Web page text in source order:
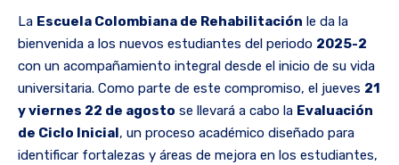
La Escuela Colombiana de Rehabilitación le da la
bienvenida a los nuevos estudiantes del periodo 2025-2
con un acompañamiento integral desde el inicio de su vida
universitaria. Como parte de este compromiso, el jueves 21
y viernes 22 de agosto se llevará a cabo la Evaluación
de Ciclo Inicial, un proceso académico diseñado para
identificar fortalezas y áreas de mejora en los estudiantes,